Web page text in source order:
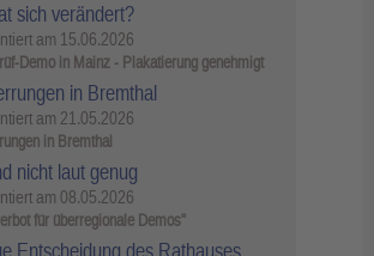
sich verändert?
am 15.06.2026
Demo in Mainz - Plakatierung genehmigt
in Bremthal
am 21.05.2026
in Bremthal
nicht laut genug
am 08.05.2026
für überregionale Demos"